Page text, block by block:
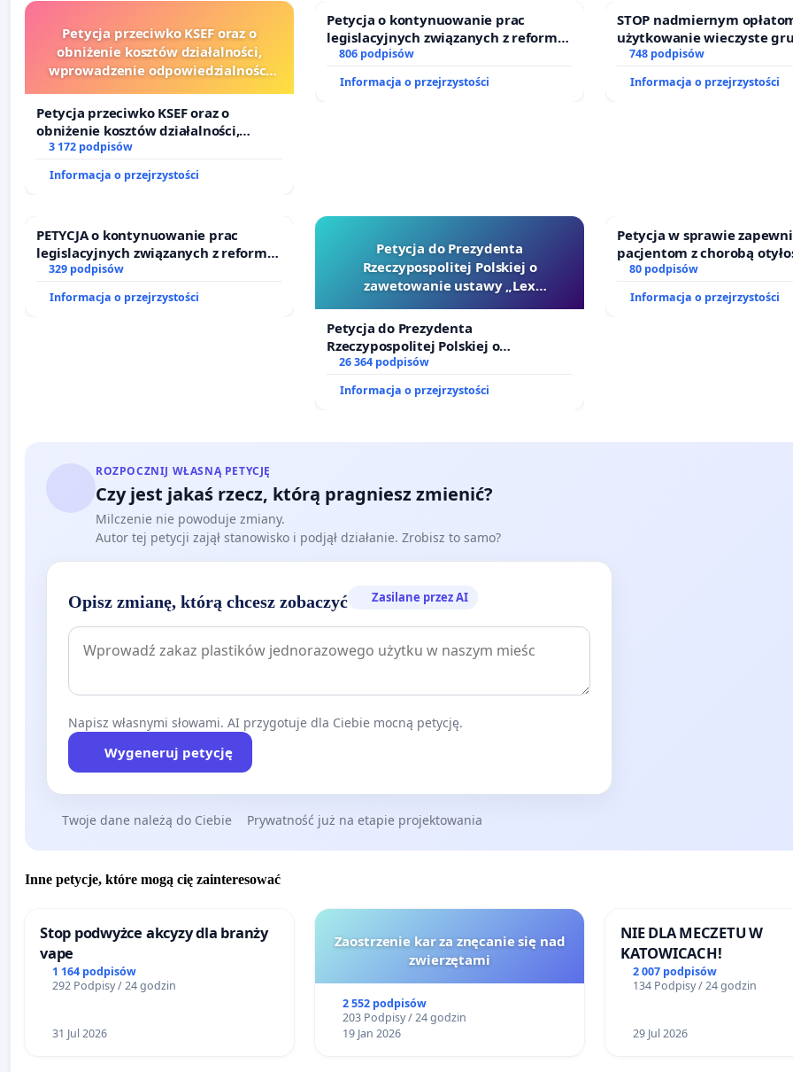
Petycja przeciwko KSEF oraz o
obniżenie kosztów działalności,
wprowadzenie odpowiedzialności
sędziów
Petycja przeciwko KSEF oraz o
obniżenie kosztów działalności,
wprowadzenie odpowiedzialności
sędziów
3 172 podpisów
Informacja o przejrzystości
Petycja o kontynuowanie prac
legislacyjnych związanych z reformą
prawa rodzinnego
806 podpisów
Informacja o przejrzystości
STOP nadmiernym
użytkowanie wieczyste
zajmowanych przez
748 podpisów
Informacja o przejrzystości
PETYCJA o kontynuowanie prac
legislacyjnych związanych z reformą
prawa rodzinnego
329 podpisów
Informacja o przejrzystości
Petycja do Prezydenta
Rzeczypospolitej Polskiej o
zawetowanie ustawy „Lex
Petycja do Prezydenta
Rzeczypospolitej Polskiej o
zawetowanie ustawy „Lex Szarlatan”
26 364 podpisów
Informacja o przejrzystości
Petycja w sprawie
pacjentom z chorobą
dostępu do
80 podpisów
Informacja o przejrzystości
ROZPOCZNIJ WŁASNĄ PETYCJĘ
Czy jest jakaś rzecz, którą pragniesz zmienić?
Milczenie nie powoduje zmiany.
Autor tej petycji zajął stanowisko i podjął działanie. Zrobisz to samo?
Opisz zmianę, którą chcesz zobaczyć Zasilane przez AI
Napisz własnymi słowami. AI przygotuje dla Ciebie mocną petycję.
Wygeneruj petycję
Twoje dane należą do Ciebie Prywatność już na etapie projektowania
Inne petycje, które mogą cię zainteresować
Stop podwyżce akcyzy dla branży
vape
1 164 podpisów
292 Podpisy / 24 godzin
31 Jul 2026
Zaostrzenie kar za znęcanie się nad
zwierzętami
2 552 podpisów
203 Podpisy / 24 godzin
19 Jan 2026
NIE DLA MECZETU W
KATOWICACH!
2 007 podpisów
134 Podpisy / 24 godzin
29 Jul 2026